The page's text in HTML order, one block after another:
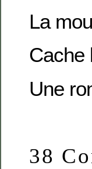
La
Cache
Une
38